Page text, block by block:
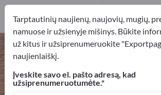
Vakarėlių reikmenys –
gamintojus ir tiekėjus
Eksportuotojai Gamintojai
Tarptautinių naujienų, naujovių, mugių,
namuose ir užsienyje mišinys. Būkite
už kitus ir užsiprenumeruokite
naujienlaiškį.
Įveskite savo el. pašto adresą, kad
užsiprenumeruotumėte.